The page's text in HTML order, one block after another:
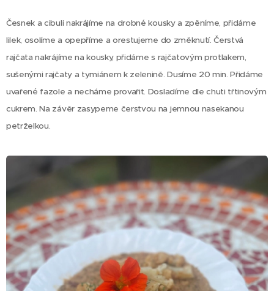
Česnek a cibuli nakrájíme na drobné kousky a zpěníme, přidáme
lilek, osolíme a opepříme a orestujeme do změknutí. Čerstvá
rajčata nakrájíme na kousky, přidáme s rajčatovým protlakem,
sušenými rajčaty a tymiánem k zelenině. Dusíme 20 min. Přidáme
uvařené fazole a necháme provařit. Dosladíme dle chuti třtinovým
cukrem. Na závěr zasypeme čerstvou na jemnou nasekanou
petrželkou.